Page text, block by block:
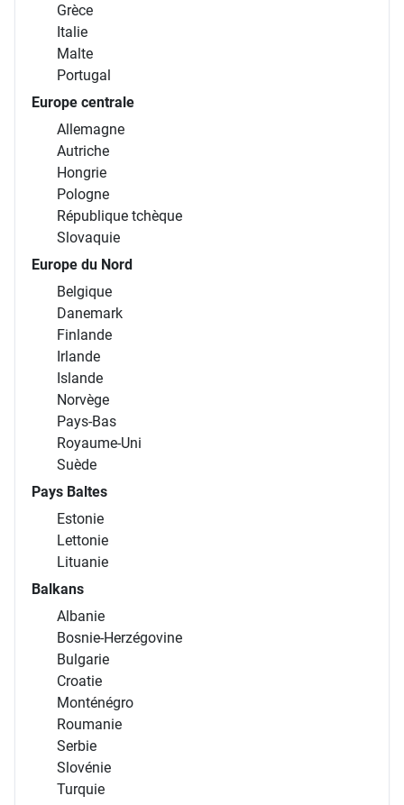
Grèce
Italie
Malte
Portugal
Europe centrale
Allemagne
Autriche
Hongrie
Pologne
République tchèque
Slovaquie
Europe du Nord
Belgique
Danemark
Finlande
Irlande
Islande
Norvège
Pays-Bas
Royaume-Uni
Suède
Pays Baltes
Estonie
Lettonie
Lituanie
Balkans
Albanie
Bosnie-Herzégovine
Bulgarie
Croatie
Monténégro
Roumanie
Serbie
Slovénie
Turquie